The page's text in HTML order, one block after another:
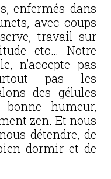
enfermés dans
avec coups
travail sur
etc… Notre
n’accepte pas
pas les
des gélules
bonne humeur,
zen. Et nous
détendre, de
dormir et de